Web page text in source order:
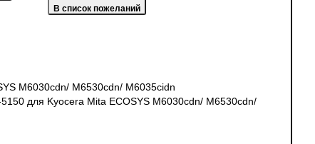
M6030cdn/ M6530cdn/ M6035cidn
для Kyocera Mita ECOSYS M6030cdn/ M6530cdn/